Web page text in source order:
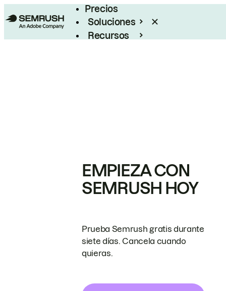
Precios
Soluciones
Recursos
EMPIEZA CON
SEMRUSH HOY
Prueba Semrush gratis durante
siete días. Cancela cuando
quieras.